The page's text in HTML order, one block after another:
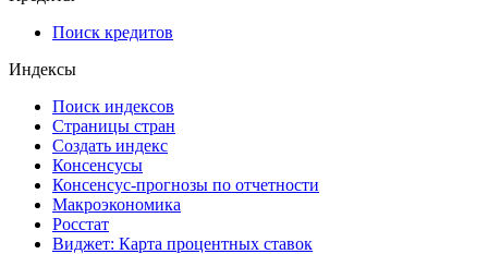
Поиск кредитов
Индексы
Поиск индексов
Страницы стран
Создать индекс
Консенсусы
Консенсус-прогнозы по отчетности
Макроэкономика
Росстат
Виджет: Карта процентных ставок